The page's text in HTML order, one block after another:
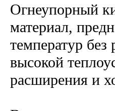
Огнеупорный
материал,
температур
высокой
расширения и